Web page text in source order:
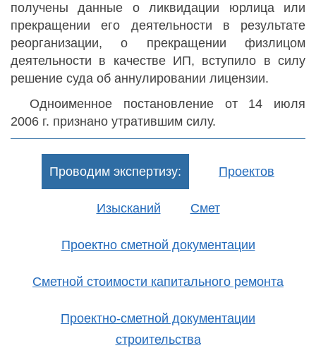
получены данные о ликвидации юрлица или
прекращении его деятельности в результате
реорганизации, о прекращении физлицом
деятельности в качестве ИП, вступило в силу
решение суда об аннулировании лицензии.
Одноименное постановление от 14 июля
2006 г. признано утратившим силу.
Проводим экспертизу: Проектов
Изысканий Смет
Проектно сметной документации
Сметной стоимости капитального ремонта
Проектно-сметной документации
строительства